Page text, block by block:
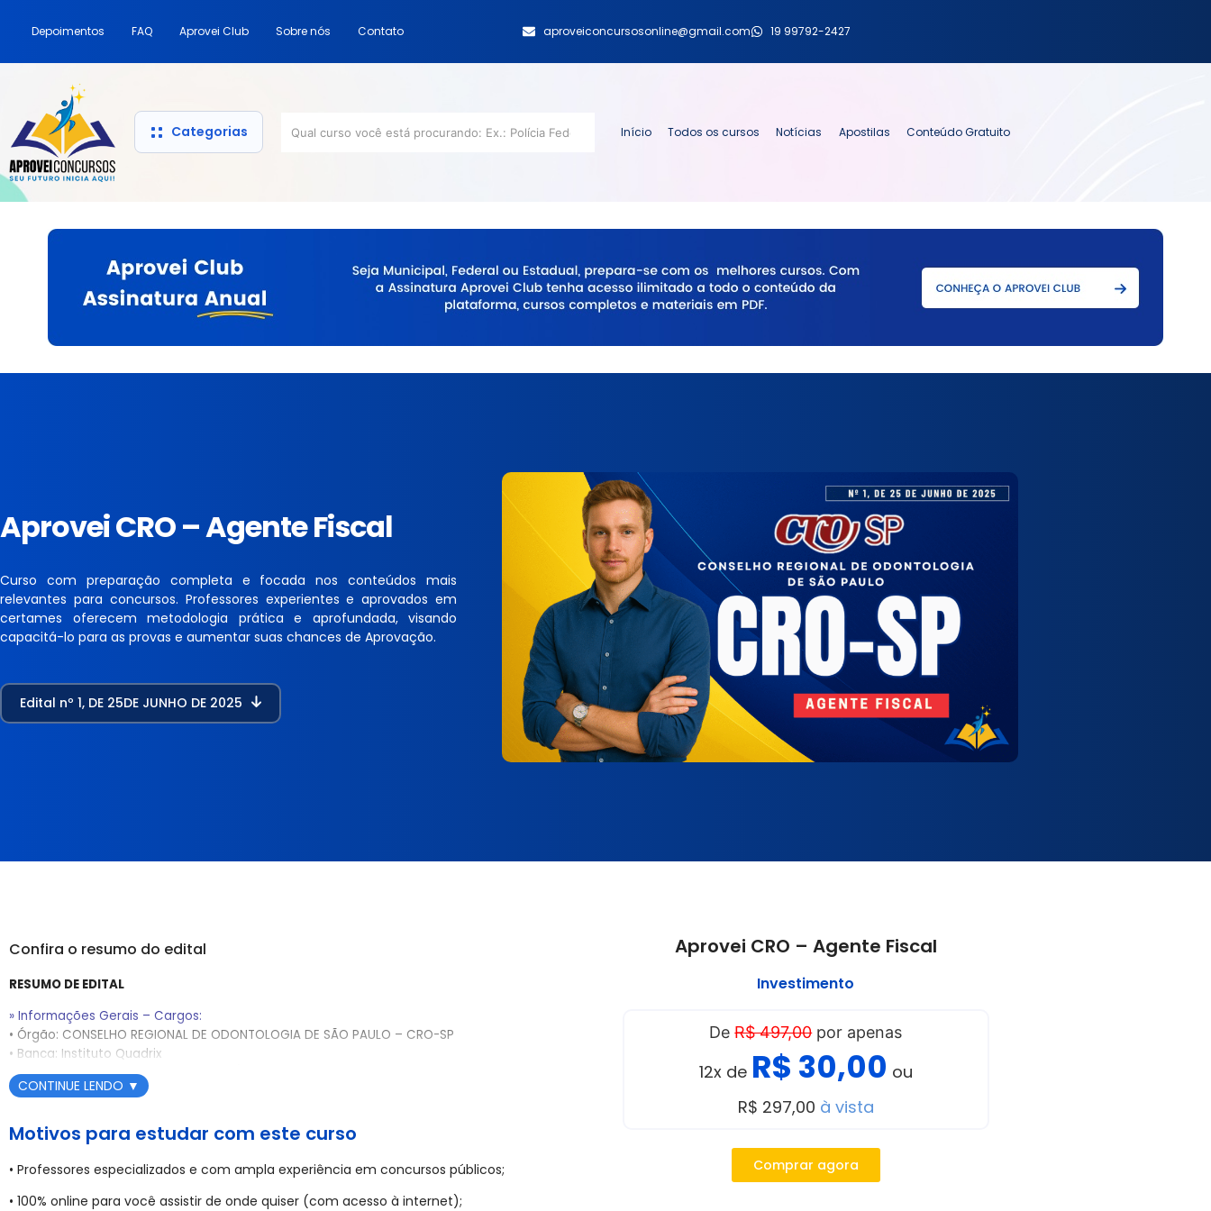
Depoimentos FAQ Aprovei Club Sobre nós Contato aproveiconcursosonline@gmail.com 19 99792-2427
Categorias Início Todos os cursos Notícias Apostilas Conteúdo Gratuito
Aprovei CRO – Agente Fiscal
Curso com preparação completa e focada nos conteúdos mais
relevantes para concursos. Professores experientes e aprovados em
certames oferecem metodologia prática e aprofundada, visando
capacitá-lo para as provas e aumentar suas chances de Aprovação.
Edital nº 1, DE 25DE JUNHO DE 2025
Confira o resumo do edital
RESUMO DE EDITAL
» Informações Gerais – Cargos:
• Órgão: CONSELHO REGIONAL DE ODONTOLOGIA DE SÃO PAULO – CRO-SP
• Banca: Instituto Quadrix
• Situação do Edital: Edital Publicado / Inscrições Abertas
• Taxa de Inscrição: R$ 80,00 (para cargos de nível médio)
médio)
• Etapas do Concurso: Prova Objetiva (caráter eliminatório e classificatório)
CONTINUE LENDO ▼
Motivos para estudar com este curso
• Professores especializados e com ampla experiência em concursos públicos;
• 100% online para você assistir de onde quiser (com acesso à internet);
Aprovei CRO – Agente Fiscal
Investimento
DeR$ 497,00por apenas
12x de R$ 30,00 ou
R$ 297,00 à vista
Comprar agora